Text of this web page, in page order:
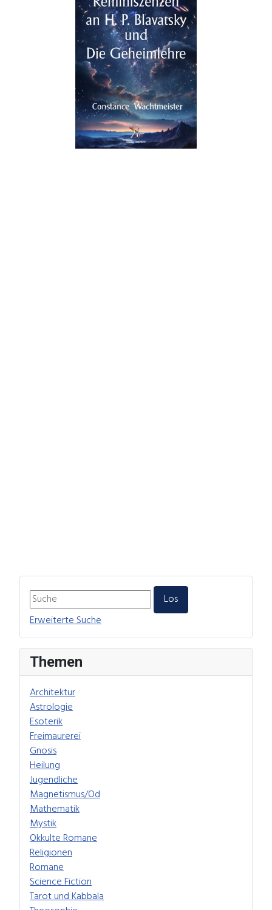
Erweiterte Suche
Themen
Architektur
Astrologie
Esoterik
Freimaurerei
Gnosis
Heilung
Jugendliche
Magnetismus/Od
Mathematik
Mystik
Okkulte Romane
Religionen
Romane
Science Fiction
Tarot und Kabbala